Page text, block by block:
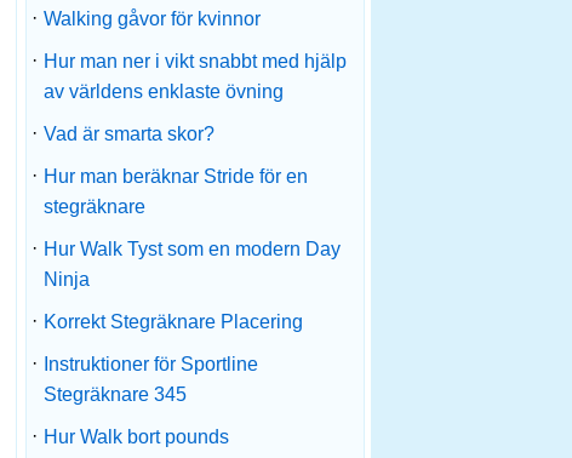
· Walking gåvor för kvinnor
· Hur man ner i vikt snabbt med hjälp
av världens enklaste övning
· Vad är smarta skor?
· Hur man beräknar Stride för en
stegräknare
· Hur Walk Tyst som en modern Day
Ninja
· Korrekt Stegräknare Placering
·
Instruktioner för Sportline
Stegräknare 345
· Hur Walk bort pounds